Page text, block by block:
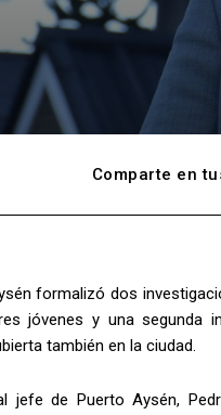
Comparte en
formalizó dos
jóvenes y una segunda
también en la ciudad.
jefe de Puerto Aysén,